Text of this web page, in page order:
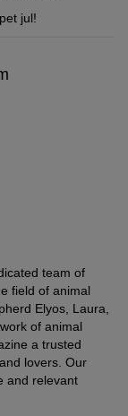
jul!
team of
field of animal
Elyos, Laura,
of animal
a trusted
lovers. Our
and relevant